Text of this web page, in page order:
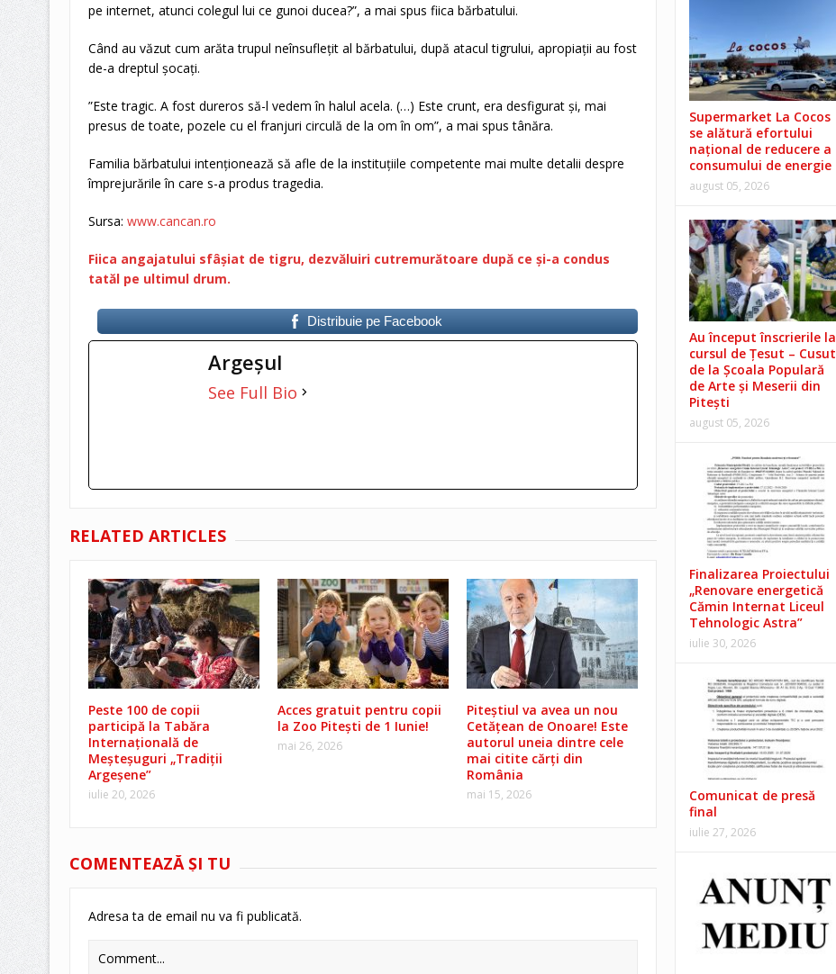
pe internet, atunci colegul lui ce gunoi ducea?”, a mai spus fiica bărbatului.
Când au văzut cum arăta trupul neînsuflețit al bărbatului, după atacul tigrului, apropiații au fost
de-a dreptul șocați.
”Este tragic. A fost dureros să-l vedem în halul acela. (…) Este crunt, era desfigurat și, mai
presus de toate, pozele cu el franjuri circulă de la om în om”, a mai spus tânăra.
Familia bărbatului intenționează să afle de la instituțiile competente mai multe detalii despre
împrejurările în care s-a produs tragedia.
Sursa: www.cancan.ro
Fiica angajatului sfâșiat de tigru, dezvăluiri cutremurătoare după ce și-a condus
tatăl pe ultimul drum.
Distribuie pe Facebook
Argeşul
See Full Bio
RELATED ARTICLES
Peste 100 de copii
participă la Tabăra
Internațională de
Meșteșuguri „Tradiții
Argeșene”
iulie 20, 2026
Acces gratuit pentru copii
la Zoo Pitești de 1 Iunie!
mai 26, 2026
Piteștiul va avea un nou
Cetățean de Onoare! Este
autorul uneia dintre cele
mai citite cărți din
România
mai 15, 2026
COMENTEAZĂ ŞI TU
Adresa ta de email nu va fi publicată.
Supermarket La Cocos
se alătură efortului
național de reducere a
consumului de energie
august 05, 2026
Au început înscrierile la
cursul de Țesut – Cusut
de la Școala Populară
de Arte și Meserii din
Pitești
august 05, 2026
Finalizarea Proiectului
„Renovare energetică
Cămin Internat Liceul
Tehnologic Astra”
iulie 30, 2026
Comunicat de presă
final
iulie 27, 2026